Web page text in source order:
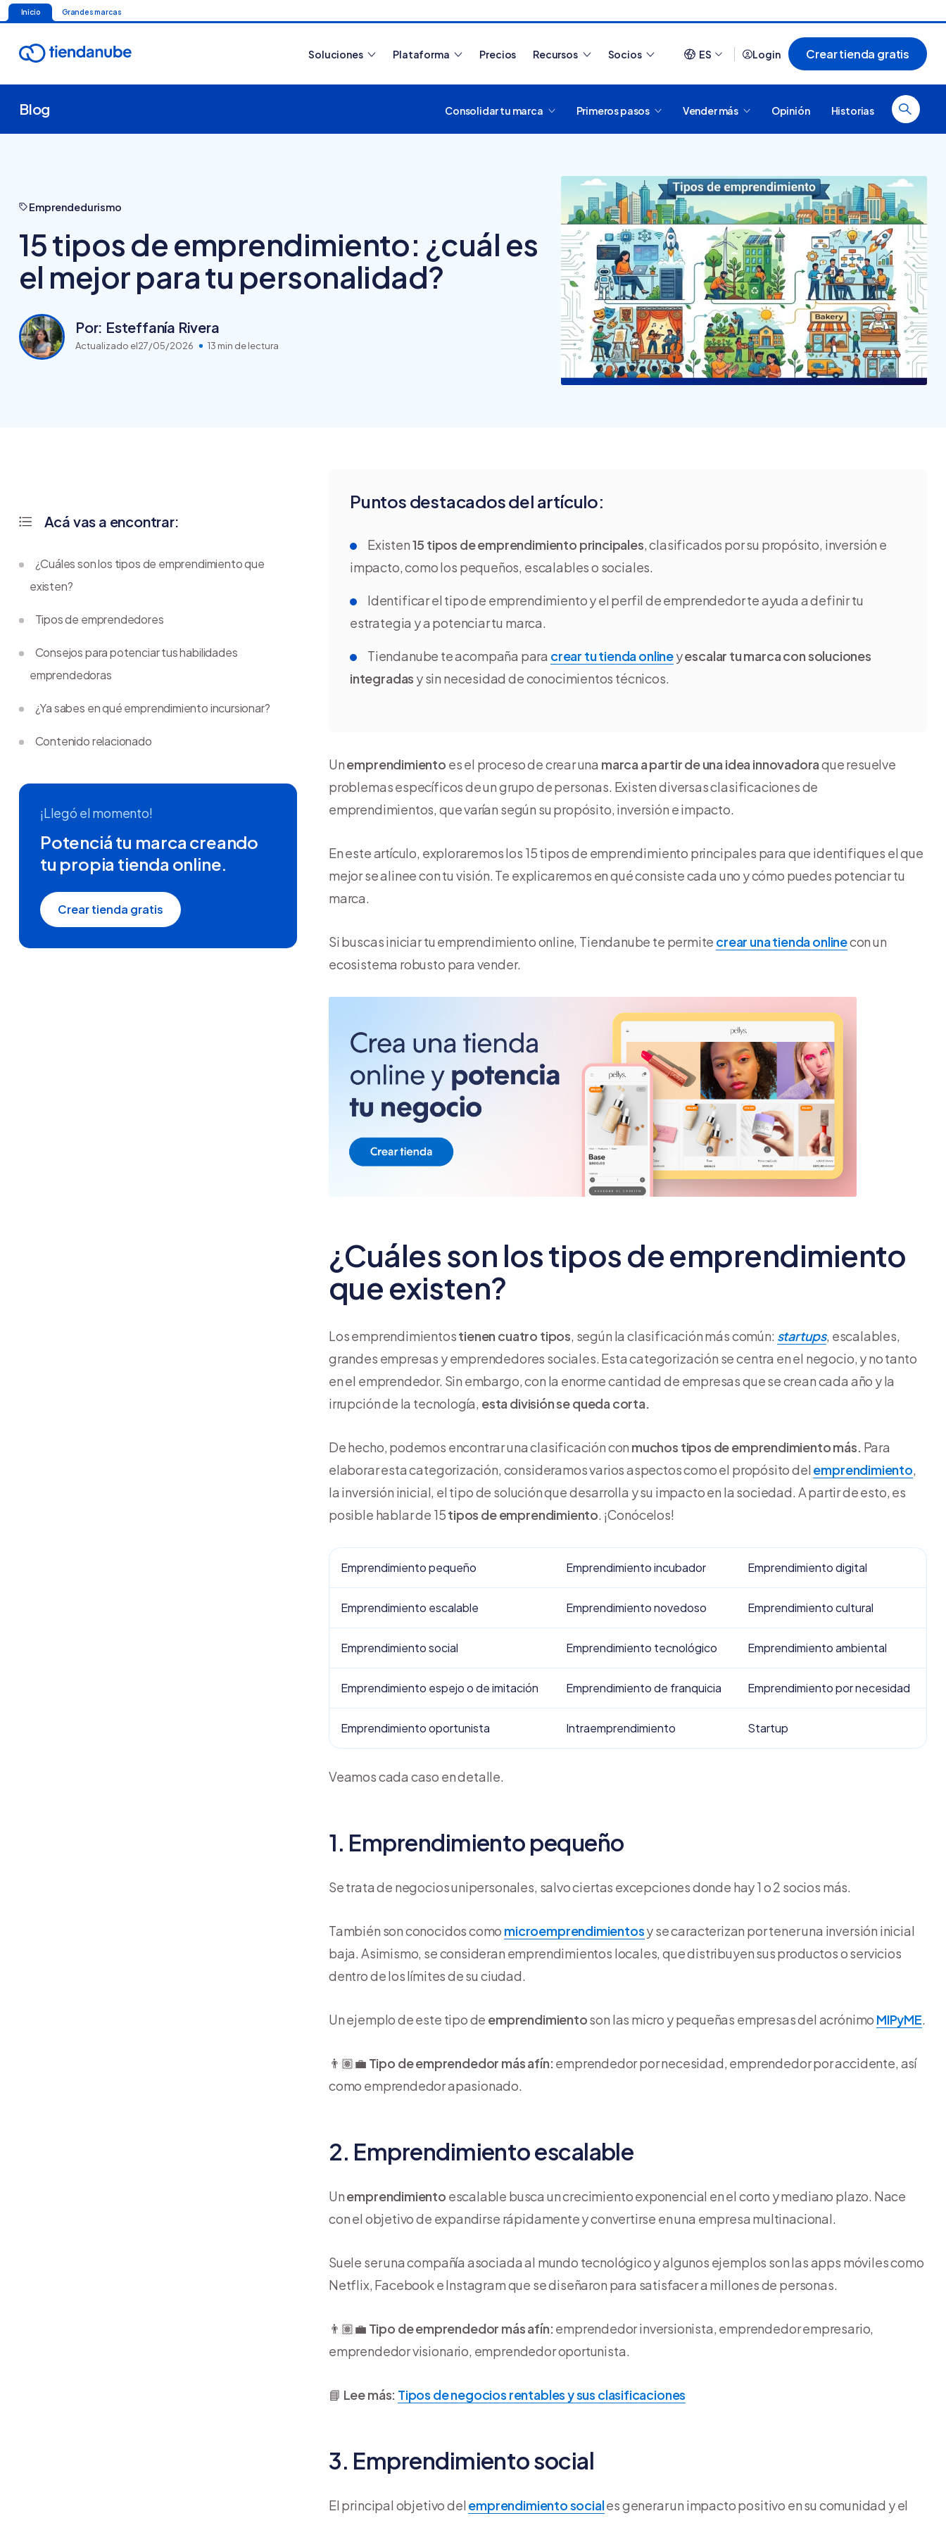
Inicio Grandes marcas
Soluciones Plataforma Precios Recursos
¿Cómo funciona
Tiendanube? Aprende a
crear y usar una tienda
¿Cómo es comprar en
Tiendanube? Conocé
Nube para vender más
20 tiendas online
argentinas creadas con
Tiendanube
Socios ES Login Crear tienda gratis
Blog Consolidar tu marca Primeros pasos Vender más Opinión Historias
Emprendedurismo
15 tipos de emprendimiento: ¿cuál es
el mejor para tu personalidad?
Por: Esteffanía Rivera
Actualizado el27/05/2026 13 min de lectura
Puntos destacados del artículo:
Existen15 tipos de emprendimiento principales, clasificados por su propósito, inversión e
impacto, como los pequeños, escalables o sociales.
Identificar el tipo de emprendimiento y el perfil de emprendedor te ayuda a definir tu
estrategia y a potenciar tu marca.
Tiendanube te acompaña para crear tu tienda onlineyescalar tu marca con soluciones
integradas y sin necesidad de conocimientos técnicos.
Unemprendimiento es el proceso de crear una marca a partir de una idea innovadoraque resuelve
problemas específicos de un grupo de personas. Existen diversas clasificaciones de
emprendimientos, que varían según su propósito, inversión e impacto.
En este artículo, exploraremos los 15 tipos de emprendimiento principales para que identifiques el que
mejor se alinee con tu visión. Te explicaremos en qué consiste cada uno y cómo puedes potenciar tu
marca.
Si buscas iniciar tu emprendimiento online, Tiendanube te permite crear una tienda onlinecon un
ecosistema robusto para vender.
¿Cuáles son los tipos de emprendimiento
que existen?
Los emprendimientostienen cuatro tipos, según la clasificación más común: startups, escalables,
grandes empresas y emprendedores sociales. Esta categorización se centra en el negocio, y no tanto
en el emprendedor. Sin embargo, con la enorme cantidad de empresas que se crean cada año y la
irrupción de la tecnología, esta división se queda corta.
De hecho, podemos encontrar una clasificación con muchos tipos de emprendimiento más. Para
elaborar esta categorización, consideramos varios aspectos como el propósito del emprendimiento,
la inversión inicial, el tipo de solución que desarrolla y su impacto en la sociedad. A partir de esto, es
posible hablar de 15tipos de emprendimiento. ¡Conócelos!
Emprendimiento pequeño Emprendimiento incubador Emprendimiento digital
Emprendimiento escalable Emprendimiento novedoso Emprendimiento cultural
Emprendimiento social Emprendimiento tecnológico Emprendimiento ambiental
Emprendimiento espejo o de imitación Emprendimiento de franquicia Emprendimiento por necesidad
Emprendimiento oportunista Intraemprendimiento Startup
Veamos cada caso en detalle.
1. Emprendimiento pequeño
Se trata de negocios unipersonales, salvo ciertas excepciones donde hay 1 o 2 socios más.
También son conocidos como microemprendimientosy se caracterizan por tener una inversión inicial
baja. Asimismo, se consideran emprendimientos locales, que distribuyen sus productos o servicios
dentro de los límites de su ciudad.
Un ejemplo de este tipo de emprendimientoson las micro y pequeñas empresas del acrónimo MIPyME.
👨🏽‍💼 Tipo de emprendedor más afín: emprendedor por necesidad, emprendedor por accidente, así
como emprendedor apasionado.
2. Emprendimiento escalable
Unemprendimiento escalable busca un crecimiento exponencial en el corto y mediano plazo. Nace
con el objetivo de expandirse rápidamente y convertirse en una empresa multinacional.
Suele ser una compañía asociada al mundo tecnológico y algunos ejemplos son las apps móviles como
Netflix, Facebook e Instagram que se diseñaron para satisfacer a millones de personas.
👨🏽‍💼 Tipo de emprendedor más afín: emprendedor inversionista, emprendedor empresario,
emprendedor visionario, emprendedor oportunista.
📘 Lee más: Tipos de negocios rentables y sus clasificaciones
3. Emprendimiento social
El principal objetivo del emprendimiento sociales generar un impacto positivo en su comunidad y el
Acá vas a encontrar:
¿Cuáles son los tipos de emprendimiento que
existen?
Tipos de emprendedores
Consejos para potenciar tus habilidades
emprendedoras
¿Ya sabes en qué emprendimiento incursionar?
Contenido relacionado
¡Llegó el momento!
Potenciá tu marca creando
tu propia tienda online.
Crear tienda gratis